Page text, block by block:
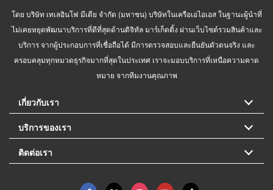
โดย บริษัท เทเลอินโฟ มีเดีย จำกัด (มหาชน) บริษัทในเครือเอไอเอส ในฐานะผู้นำที่
ไม่เคยหยุดพัฒนาบริการที่ดีที่สุดด้านดิจิทัล มาร์เก็ตติ้ง ผ่านเว็บไซต์รวมสินค้าและ
บริการ จากผู้ประกอบการที่เชื่อถือได้ มีการตรวจสอบและยืนยันตัวตนจริง และ
ครอบคลุมทุกหมวดธุรกิจมากที่สุดในประเทศ เราจะมอบบริการที่เหนือความคาด
หมาย จากทีมงานคุณภาพ
เกี่ยวกับเรา
บริการของเรา
ติดต่อเรา